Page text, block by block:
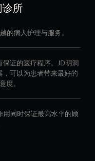
所
的病人护理与服务。
证的医疗程序。JD明洞
可以为患者带来最好的
度。
用同时保证最高水平的顾